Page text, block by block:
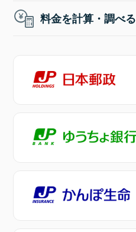
料金を計算・調べる